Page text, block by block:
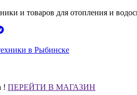
и товаров для отопления и
! ПЕРЕЙТИ В МАГАЗИН